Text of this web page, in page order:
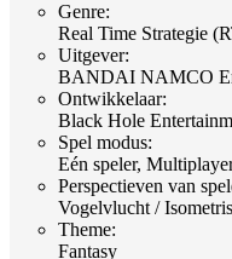
Genre:
Real Time Strategie
Uitgever:
BANDAI NAMCO
Ontwikkelaar:
Black Hole
Spel modus:
Eén speler,
Perspectieven van
Vogelvlucht /
Theme:
Fantasy